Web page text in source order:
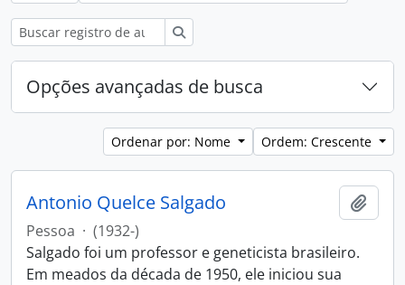
Opções avançadas de busca
Ordenar por: Nome Ordem: Crescente
Antonio Quelce Salgado
Pessoa · (1932-)
Salgado foi um professor e geneticista brasileiro.
Em meados da década de 1950, ele iniciou sua